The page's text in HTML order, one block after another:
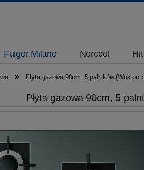
Fulgor Milano Norcool
» Płyta gazowa 90cm, 5 palników (Wok po
Płyta gazowa 90cm, 5